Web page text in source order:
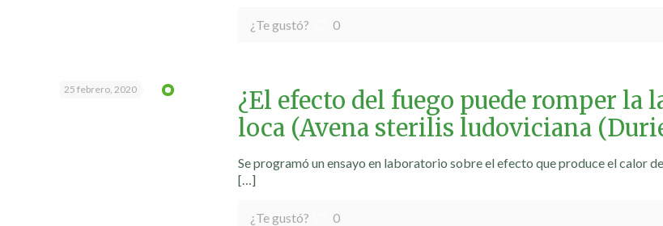
¿Te gustó? 0
25 febrero, 2020
¿El efecto del fuego puede romper la
loca (Avena sterilis ludoviciana
Se programó un ensayo en laboratorio sobre el efecto que produce el calor
[…]
¿Te gustó? 0